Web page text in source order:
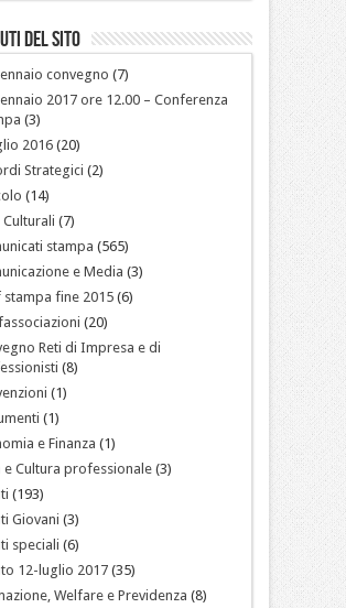
del sito
convegno (7)
2017 ore 12.00 – Conferenza
(3)
2016(20)
Strategici (2)
(14)
Culturali (7)
stampa (565)
e Media (3)
stampa fine 2015(6)
(20)
Reti di Impresa e di
(8)
(1)
(1)
e Finanza (1)
e Cultura professionale(3)
(193)
Giovani (3)
speciali (6)
12-luglio 2017(35)
Welfare e Previdenza (8)